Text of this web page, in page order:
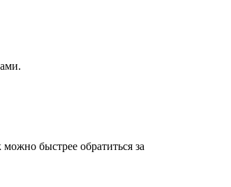
быстрее обратиться за